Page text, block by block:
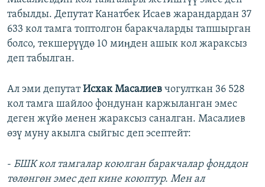
табылды. Депутат Канатбек Исаев жарандардан 37
633 кол тамга топтолгон баракчаларды тапшырган
болсо, текшерүүдө 10 миӊден ашык кол жараксыз
деп табылган.
Ал эми депутатИсхак Масалиев чогулткан 36 528
кол тамга шайлоо фондунан каржыланган эмес
деген жүйө менен жараксыз саналган. Масалиев
өзү муну акылга сыйгыс деп эсептейт:
- БШК кол тамгалар коюлган баракчалар фонддон
төлөнгөн эмес деп кине коюптур. Мен ал